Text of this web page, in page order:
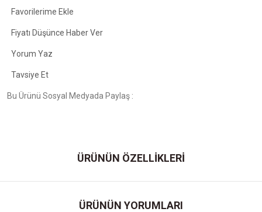
Fiyatı Düşünce Haber Ver
Yorum Yaz
Tavsiye Et
Bu Ürünü Sosyal Medyada Paylaş :
ÜRÜNÜN ÖZELLİKLERİ
ÜRÜNÜN YORUMLARI